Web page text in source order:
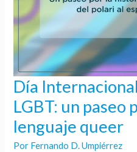
Día
LGBT: un paseo
lenguaje queer
Por Fernando D. Umpiérrez
Día
del
Orgullo
LGBT: